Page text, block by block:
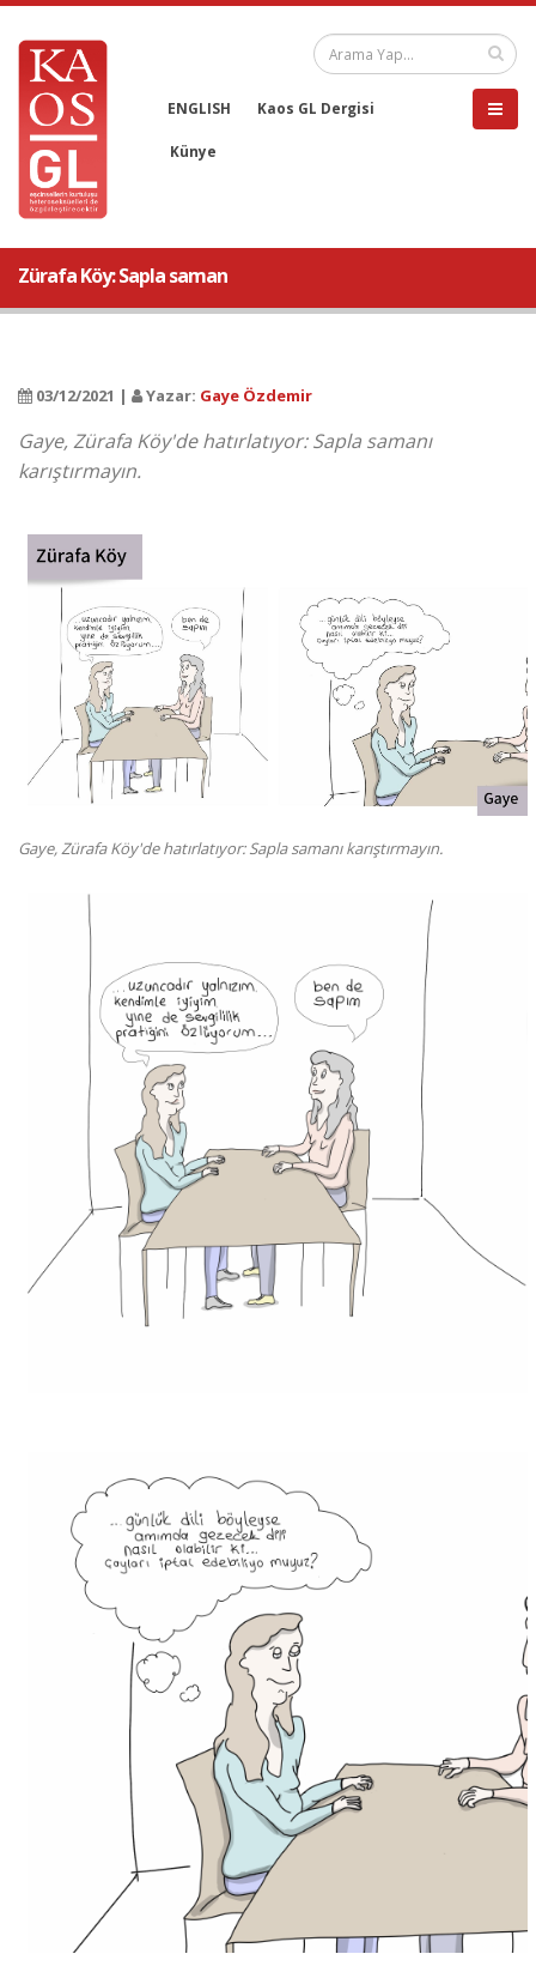
ENGLISH Kaos GL Dergisi
Künye
Zürafa Köy: Sapla saman
03/12/2021 | Yazar: Gaye Özdemir
Gaye, Zürafa Köy'de hatırlatıyor: Sapla samanı
karıştırmayın.
Gaye, Zürafa Köy'de hatırlatıyor: Sapla samanı karıştırmayın.